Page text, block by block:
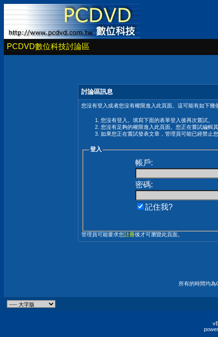
PCDVD數位科技討論區
討論區訊息
您沒有登入或者您沒有權限進入此頁面。這可能有如下幾
您沒有登入。填寫下面的表單登入後再次嘗試。
您沒有足夠的權限進入此頁面。您正在嘗試編輯
如果您正在嘗試發表文章，管理員可能已經禁止
登入
帳戶:
密碼:
記住我?
管理員可能要求您註冊後才可瀏覽此頁面。
所有的時間均為